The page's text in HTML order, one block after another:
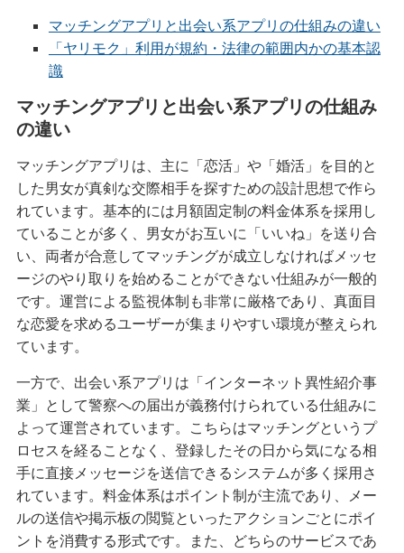
マッチングアプリと出会い系アプリの仕組みの違い
「ヤリモク」利用が規約・法律の範囲内かの基本認
識
マッチングアプリと出会い系アプリの仕組み
の違い
マッチングアプリは、主に「恋活」や「婚活」を目的と
した男女が真剣な交際相手を探すための設計思想で作ら
れています。基本的には月額固定制の料金体系を採用し
ていることが多く、男女がお互いに「いいね」を送り合
い、両者が合意してマッチングが成立しなければメッセ
ージのやり取りを始めることができない仕組みが一般的
です。運営による監視体制も非常に厳格であり、真面目
な恋愛を求めるユーザーが集まりやすい環境が整えられ
ています。
一方で、出会い系アプリは「インターネット異性紹介事
業」として警察への届出が義務付けられている仕組みに
よって運営されています。こちらはマッチングというプ
ロセスを経ることなく、登録したその日から気になる相
手に直接メッセージを送信できるシステムが多く採用さ
れています。料金体系はポイント制が主流であり、メー
ルの送信や掲示板の閲覧といったアクションごとにポイ
ントを消費する形式です。また、どちらのサービスであ